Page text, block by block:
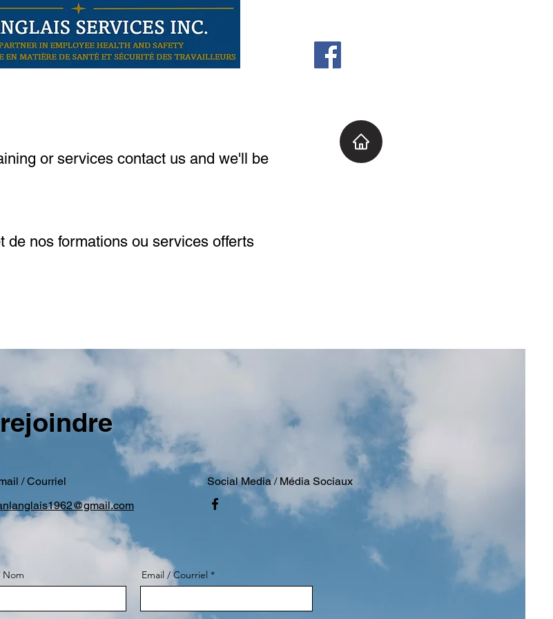
or services contact us and we'll be
de nos formations ou services offerts
/ Courriel
Social Media / Média Sociaux
Nom Email / Courriel